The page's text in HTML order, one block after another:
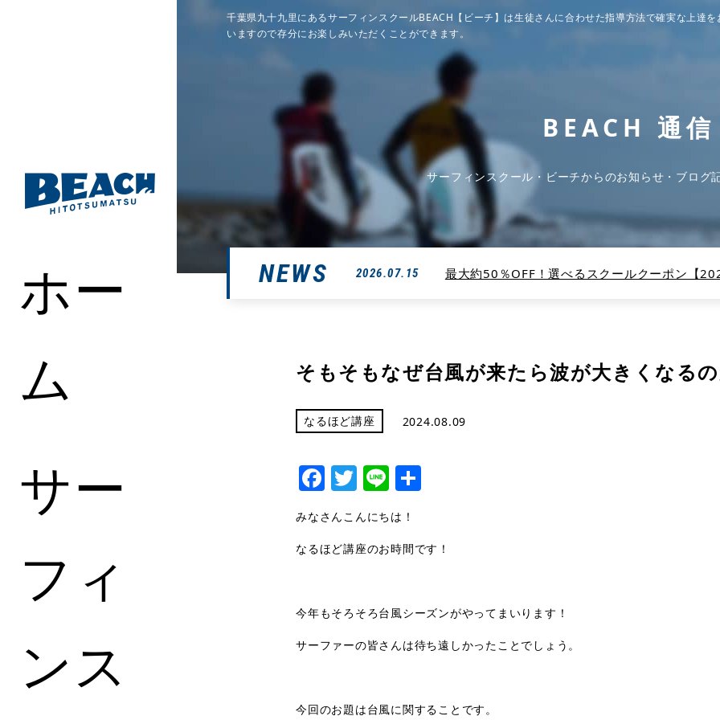
ホー
ム
サー
フィ
ンス
千葉県九十九里にあるサーフィンスクールBEACH【ビーチ】は生徒さんに合わせた指導方法で確実な上達
いますので存分にお楽しみいただくことができます。
BEACH 通信
サーフィンスクール・ビーチからのお知らせ・ブログ
NEWS 2026.07.15 最大約50％OFF！選べるスクールクーポン【
そもそもなぜ台風が来たら波が大きくなる
なるほど講座 2024.08.09
Facebook
Twitter
Line
みなさんこんにちは！
なるほど講座のお時間です！
今年もそろそろ台風シーズンがやってまいります！
サーファーの皆さんは待ち遠しかったことでしょう。
今回のお題は台風に関することです。